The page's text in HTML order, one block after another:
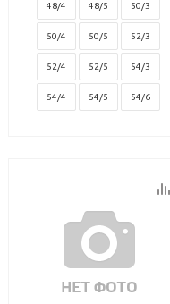
48/4 48/5 50/3
50/4 50/5 52/3
52/4 52/5 54/3
54/4 54/5 54/6